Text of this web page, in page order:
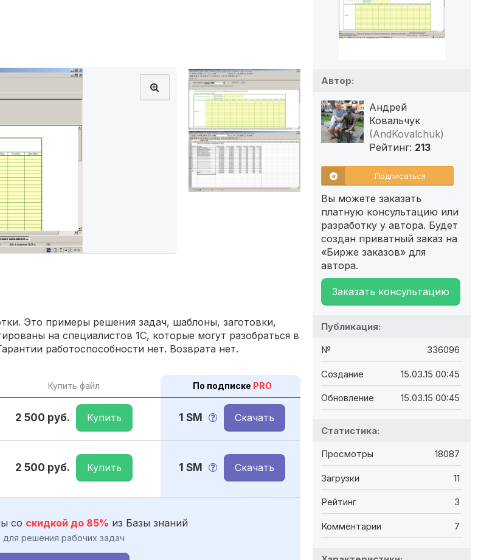
Это примеры решения задач, шаблоны, заготовки,
на специалистов 1С, которые могут разобраться в
работоспособности нет. Возврата нет.
Купить файл По подписке PRO
2 500 руб. Купить 1 SM Скачать
2 500 руб. Купить 1 SM Скачать
со скидкой до 85% из Базы знаний
решения рабочих задач
Автор:
Андрей
Ковальчук
(AndKovalchuk)
Рейтинг: 213
Подписаться
Вы можете заказать
платную консультацию или
разработку у автора. Будет
создан приватный заказ на
«Бирже заказов» для
автора.
Заказать консультацию
Публикация:
№ 336096
Создание 15.03.15 00:45
Обновление 15.03.15 00:45
Статистика:
Просмотры 18087
Загрузки 11
Рейтинг 3
Комментарии 7